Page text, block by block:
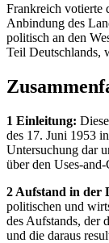
Frankreich votierte
Anbindung des
politisch an den
Teil Deutschlands,
1 Einleitung:
des 17. Juni 1953
Untersuchung dar
über den Uses-
2 Aufstand in der
politischen und
des Aufstands, der
und die daraus